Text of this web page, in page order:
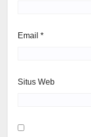
Email *
Situs Web